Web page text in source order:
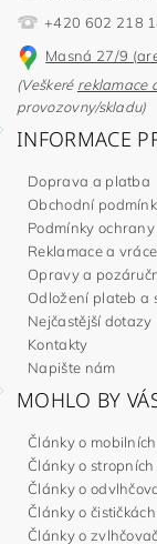
+420 602 218
Masná 27/9
(Veškeré reklamace
provozovny/skladu)
INFORMACE
Doprava a platba
Obchodní
Podmínky
Reklamace a
Opravy a
Odložení plateb a
Nejčastější dotazy
Kontakty
Napište nám
MOHLO BY
Články o
Články o
Články o
Články o
Články o